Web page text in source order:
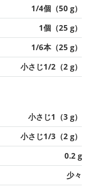
1/4個（50 g）
1個（25 g）
1/6本（25 g）
小さじ1/2（2 g）
小さじ1（3 g）
小さじ1/3（2 g）
0.2 g
少々